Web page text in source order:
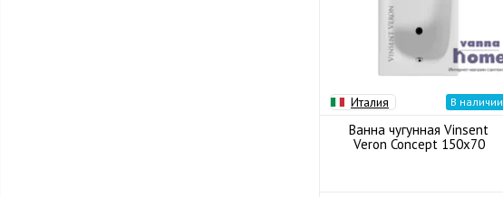
Италия В наличии
Ванна чугунная Vinsent
Veron Concept 150x70